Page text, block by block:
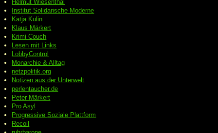
Helmut Wiesenthal
Institut Solidarische Moderne
Katja Kulin
Klaus Märkert
Krimi-Couch
Lesen mit Links
LobbyControl
Monarchie & Alltag
netzpolitik.org
Notizen aus der Unterwelt
perlentaucher.de
Peter Märkert
Pro Asyl
ProgressiveSoziale Plattform
Recoil